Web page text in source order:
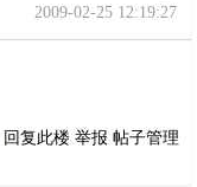
2009-02-25 12:19:27
回复此楼 举报 帖子管理